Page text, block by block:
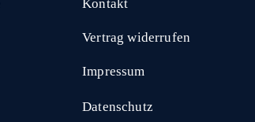
Kontakt
Vertrag widerrufen
Impressum
Datenschutz